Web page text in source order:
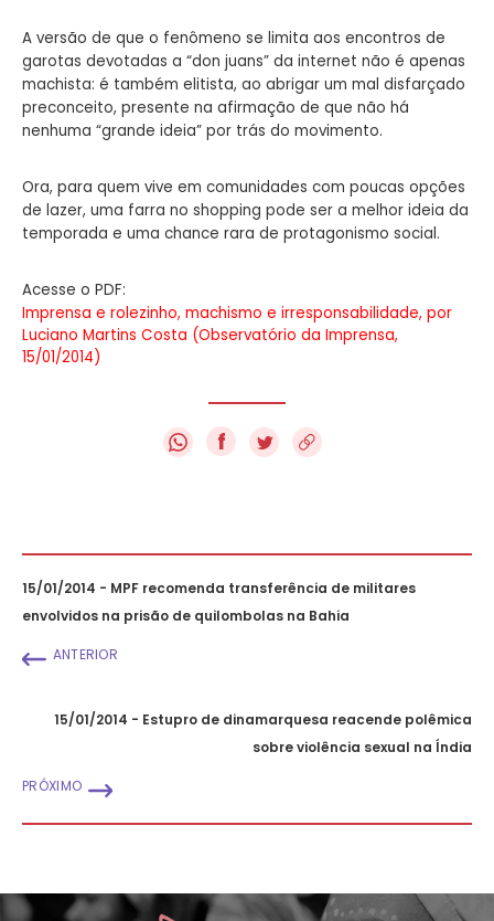
A versão de que o fenômeno se limita aos encontros de
garotas devotadas a “don juans” da internet não é apenas
machista: é também elitista, ao abrigar um mal disfarçado
preconceito, presente na afirmação de que não há
nenhuma “grande ideia” por trás do movimento.
Ora, para quem vive em comunidades com poucas opções
de lazer, uma farra no shopping pode ser a melhor ideia da
temporada e uma chance rara de protagonismo social.
Acesse o PDF:
Imprensa e rolezinho, machismo e irresponsabilidade, por
Luciano Martins Costa (Observatório da Imprensa,
15/01/2014)
f
15/01/2014 - MPF recomenda transferência de militares
envolvidos na prisão de quilombolas na Bahia
ANTERIOR
15/01/2014 - Estupro de dinamarquesa reacende polêmica
sobre violência sexual na Índia
PRÓXIMO